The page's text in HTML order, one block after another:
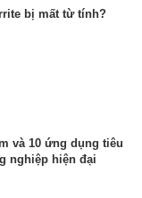
bị mất từ tính?
và 10 ứng dụng tiêu
nghiệp hiện đại